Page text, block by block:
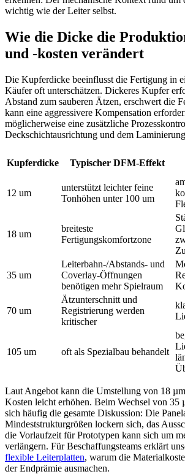
wichtig wie der Leiter selbst.
Wie die Dicke die
und -kosten verändert
Die Kupferdicke beeinflusst die Fertigung in
Käufer oft unterschätzen. Dickeres Kupfer
Abstand zum sauberen Ätzen, erschwert die
kann eine aggressivere Kompensation
möglicherweise eine zusätzliche
Deckschichtausrichtung und dem
Kupferdicke Typischer DFM-Effekt
12 um
unterstützt leichter feine
Tonhöhen unter 100 um
18 um
breiteste
Fertigungskomfortzone
35 um
Leiterbahn-/Abstands- und
Coverlay-Öffnungen
benötigen mehr Spielraum
70 um
Ätzunterschnitt und
Registrierung werden
kritischer
105 um oft als Spezialbau behandelt
Laut Angebot kann die Umstellung von 18
Kosten leicht erhöhen. Beim Wechsel von 35
sich häufig die gesamte Diskussion: Die
Mindeststrukturgrößen lockern sich, das
die Vorlaufzeit für Prototypen kann sich um
verlängern. Für Beschaffungsteams erklärt
flexible Leiterplatten, warum die
der Endprämie ausmachen.